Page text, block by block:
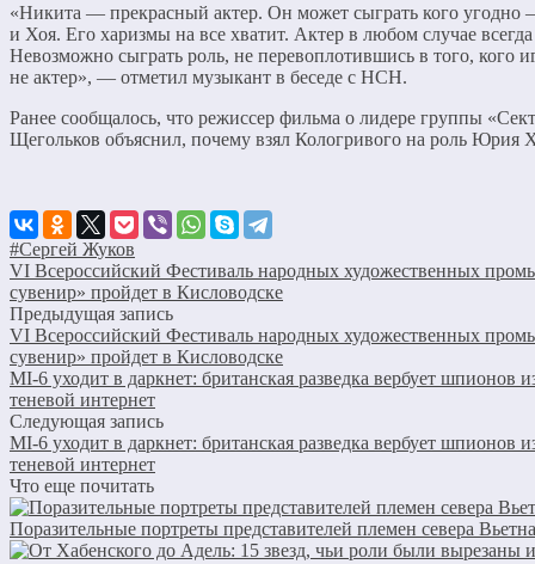
«Никита — прекрасный актер. Он может сыграть кого угодно
и Хоя. Его харизмы на все хватит. Актер в любом случае
Невозможно сыграть роль, не перевоплотившись в того, кого
не актер», — отметил музыкант в беседе с НСН.
Ранее сообщалось, что режиссер фильма о лидере группы
Щегольков объяснил, почему взял Кологривого на роль Юрия
#Сергей Жуков
VI Всероссийский Фестиваль народных художественных
сувенир» пройдет в Кисловодске
Предыдущая запись
VI Всероссийский Фестиваль народных художественных
сувенир» пройдет в Кисловодске
MI-6 уходит в даркнет: британская разведка вербует шпионов
теневой интернет
Следующая запись
MI-6 уходит в даркнет: британская разведка вербует шпионов
теневой интернет
Что еще почитать
Поразительные портреты представителей племен севера